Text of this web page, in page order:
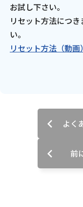
対応エリア
お試し下さい。
リセット方法につ
い。
リセット方法（動画）
よく
前